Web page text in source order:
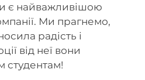
є найважливішою
Ми прагнемо,
радість і
від неї вони
студентам!